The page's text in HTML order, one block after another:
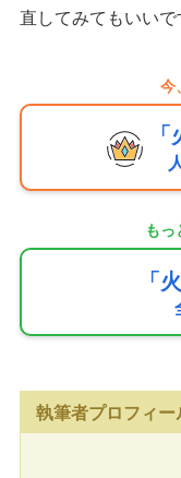
直してみてもいいで
今
もっ
「
執筆者プロフィー